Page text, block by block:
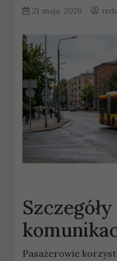
21 maja, 2026
Pasażerowie